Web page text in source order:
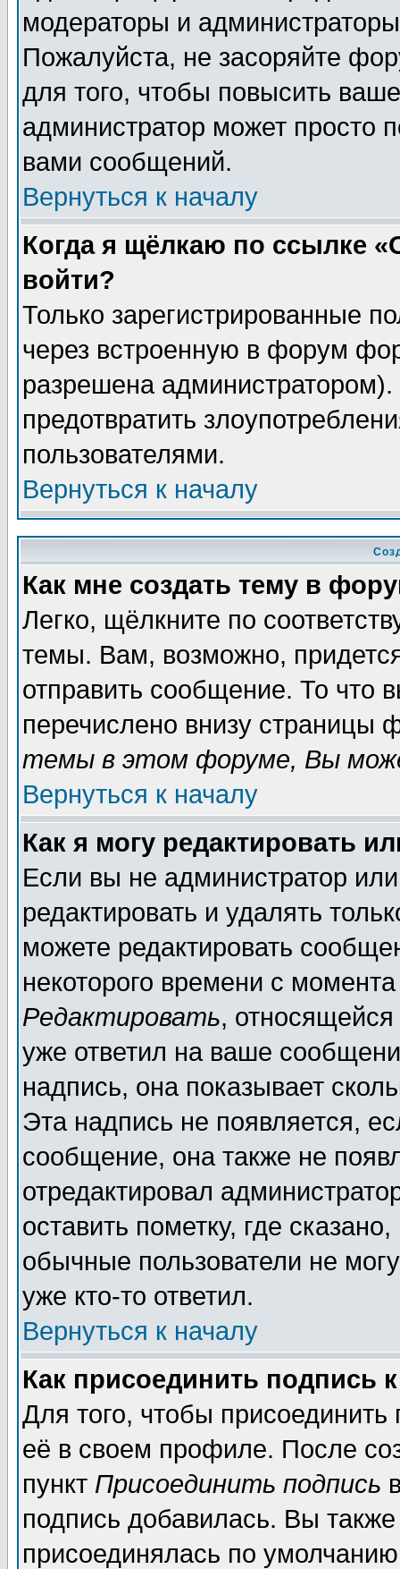
модераторы и
Пожалуйста, не засоряйте
для того, чтобы повысить
администратор может просто
вами сообщений.
Вернуться к началу
Когда я щёлкаю по ссылке
войти?
Только зарегистрированные
через встроенную в форум
разрешена
предотвратить
пользователями.
Вернуться к началу
Как мне создать тему в
Легко, щёлкните по
темы. Вам, возможно,
отправить сообщение. То что
перечислено внизу страницы
темы в этом форуме, Вы
Вернуться к началу
Как я могу редактировать
Если вы не администратор
редактировать и удалять
можете редактировать
некоторого времени с
Редактировать,
уже ответил на ваше
надпись, она показывает
Эта надпись не появляется,
сообщение, она также не
отредактировал
оставить пометку, где
обычные пользователи не
уже кто-то ответил.
Вернуться к началу
Как присоединить подпись
Для того, чтобы
её в своем профиле. После
пункт Присоединить подпись
подпись добавилась. Вы
присоединялась по